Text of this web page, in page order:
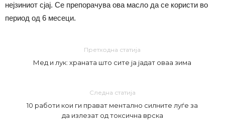
нејзиниот сјај. Се препорачува ова масло да се користи во
период од 6 месеци.
Претходна статија
Мед и лук: храната што сите ја јадат оваа зима
Следна статија
10 работи кои ги прават ментално силните луѓе за
да излезат од токсична врска